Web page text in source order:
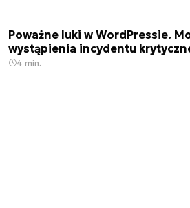
Poważne luki w WordPressie.
wystąpienia incydentu
4 min.